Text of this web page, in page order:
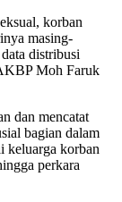
korban
masing-
distribusi
Moh Faruk
dan mencatat
bagian dalam
keluarga korban
perkara